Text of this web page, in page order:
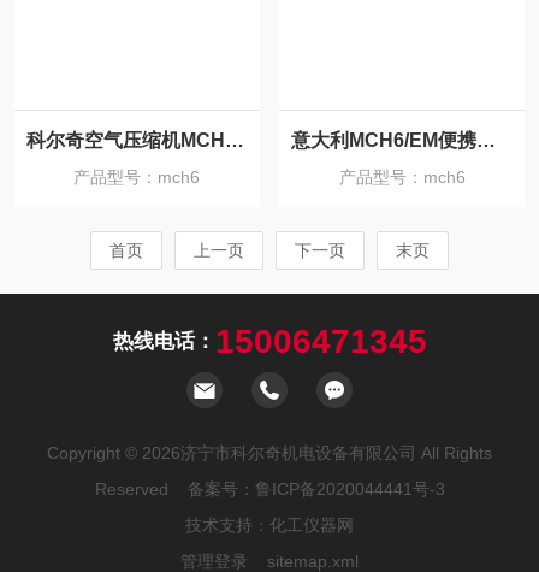
科尔奇空气压缩机MCH6充气泵价格
产品型号：mch6
意大利MCH6/EM便携式呼吸空气充气泵/压缩机
产品型号：mch6
首页 上一页 下一页 末页
热线电话： 15006471345
Copyright © 2026济宁市科尔奇机电设备有限公司 All Rights
Reserved 备案号： 鲁ICP备2020044441号-3
技术支持： 化工仪器网
管理登录
sitemap.xml